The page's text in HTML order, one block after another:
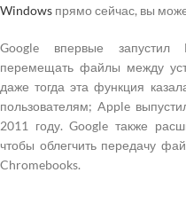
Windows прямо сейчас, вы
Google впервые запустил
перемещать файлы между
даже тогда эта функция
пользователям; Apple
2011 году. Google также
чтобы облегчить передачу
Chromebooks.